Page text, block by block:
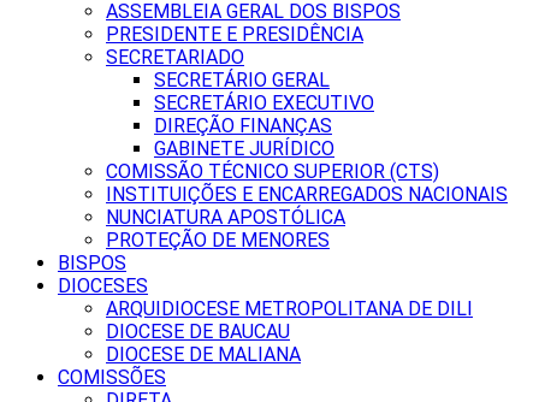
ASSEMBLEIA GERAL DOS BISPOS
PRESIDENTE E PRESIDÊNCIA
SECRETARIADO
SECRETÁRIO GERAL
SECRETÁRIO EXECUTIVO
DIREÇÃO FINANÇAS
GABINETE JURÍDICO
COMISSÃO TÉCNICO SUPERIOR (CTS)
INSTITUIÇÕES E ENCARREGADOS NACIONAIS
NUNCIATURA APOSTÓLICA
PROTEÇÃO DE MENORES
BISPOS
DIOCESES
ARQUIDIOCESE METROPOLITANA DE DILI
DIOCESE DE BAUCAU
DIOCESE DE MALIANA
COMISSÕES